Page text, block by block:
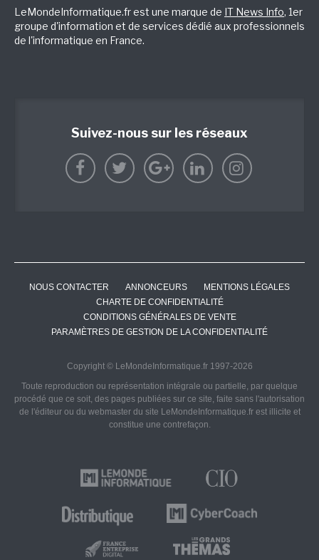
LeMondeInformatique.fr est une marque de IT News Info, 1er
groupe d'information et de services dédié aux professionnels
de l'informatique en France.
Suivez-nous sur les réseaux
NOUS CONTACTER ANNONCEURS
MENTIONS LÉGALES
CHARTE DE CONFIDENTIALITÉ
CONDITIONS GÉNÉRALES DE VENTE
PARAMÈTRES DE GESTION DE LA CONFIDENTIALITÉ
Copyright © LeMondeInformatique.fr 1997-2026
Toute reproduction ou représentation intégrale ou partielle, par quelque
procédé que ce soit, des pages publiées sur ce site, faite sans l'autorisation
de l'éditeur ou du webmaster du site LeMondeInformatique.fr est illicite et
constitue une contrefaçon.